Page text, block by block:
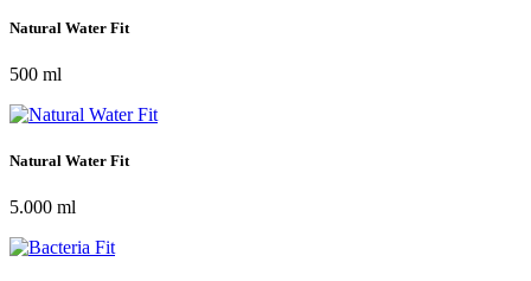
Natural Water Fit
500 ml
Natural Water Fit
5.000 ml